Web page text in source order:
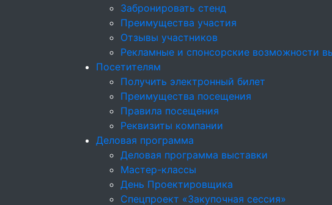
Забронировать стенд
Преимущества участия
Отзывы участников
Рекламные и спонсорские возможности
Посетителям
Получить электронный билет
Преимущества посещения
Правила посещения
Реквизиты компании
Деловая программа
Деловая программа выставки
Мастер-классы
День Проектировщика
Спецпроект «Закупочная сессия»